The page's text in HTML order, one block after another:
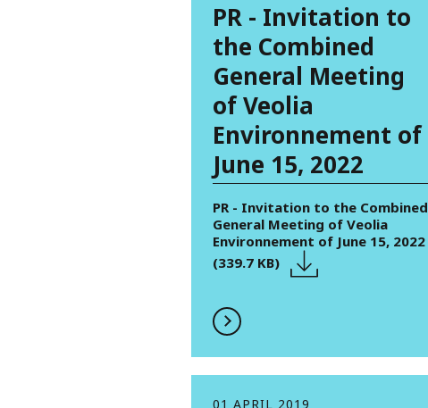
PR - Invitation to
the Combined
General Meeting
of Veolia
Environnement of
June 15, 2022
PR - Invitation to the Combined
General Meeting of Veolia
Environnement of June 15, 2022
(339.7 KB)
01 APRIL 2019